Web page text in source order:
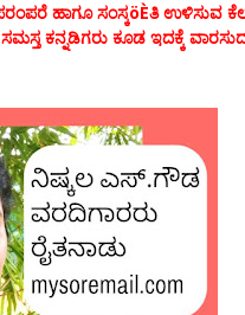
ಹಾಗೂ ಸಂಸ್ಕöÈತಿ ಉಳಿಸುವ
ಕನ್ನಡಿಗರು ಕೂಡ ಇದಕ್ಕೆ